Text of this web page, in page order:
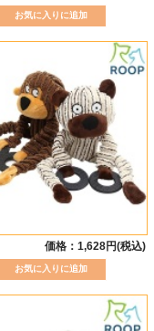
価格：1,628円(税込)